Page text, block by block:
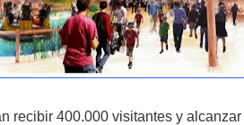
recibir 400.000 visitantes y